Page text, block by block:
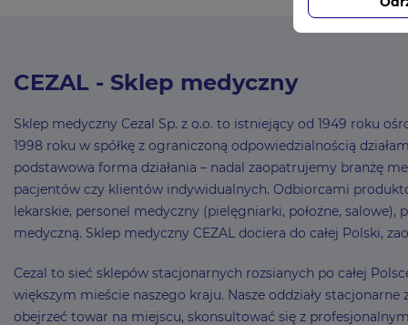
CEZAL - Sklep medyczny
Sklep medyczny Cezal Sp. z o.o. to istniejący od 1949 roku
1998 roku w spółkę z ograniczoną odpowiedzialnością
podstawowa forma działania – nadal zaopatrujemy branżę
pacjentów czy klientów indywidualnych. Odbiorcami
lekarskie, personel medyczny (pielęgniarki, położne,
medyczną. Sklep medyczny CEZAL dociera do całej Polski,
Cezal to sieć sklepów stacjonarnych rozsianych po całej
większym mieście naszego kraju. Nasze oddziały
obejrzeć towar na miejscu, skonsultować się z